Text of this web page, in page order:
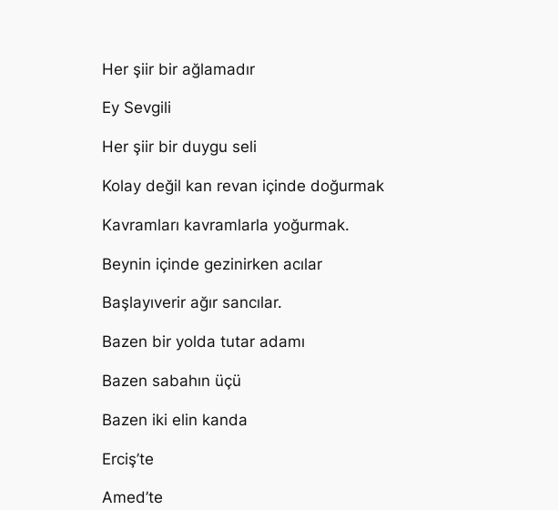
Her şiir bir ağlamadır
Ey Sevgili
Her şiir bir duygu seli
Kolay değil kan revan içinde doğurmak
Kavramları kavramlarla yoğurmak.
Beynin içinde gezinirken acılar
Başlayıverir ağır sancılar.
Bazen bir yolda tutar adamı
Bazen sabahın üçü
Bazen iki elin kanda
Erciş’te
Amed’te